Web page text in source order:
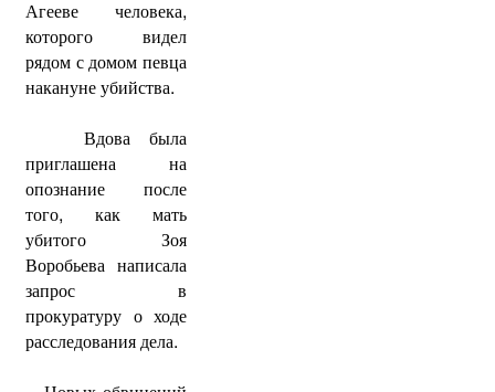
Агееве человека,
которого видел
рядом с домом певца
накануне убийства.
Вдова была
приглашена на
опознание после
того, как мать
убитого Зоя
Воробьева написала
запрос в
прокуратуру о ходе
расследования дела.